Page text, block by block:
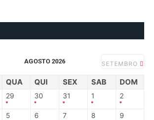
AGOSTO 2026 SETEMBRO
QUA QUI SEX SAB DOM
29 30 31 1 2
5 6 7 8 9